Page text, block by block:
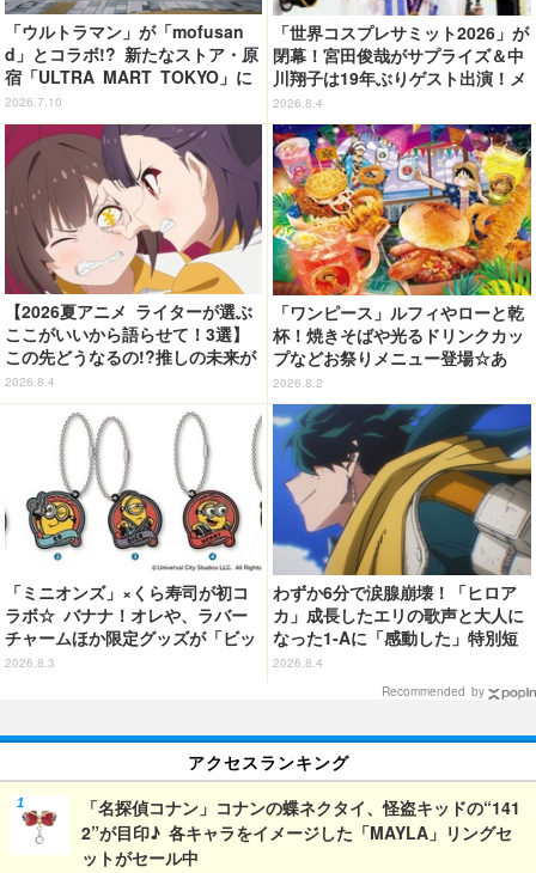
「ウルトラマン」が「mofusan
d」とコラボ!? 新たなストア・原
宿「ULTRA MART TOKYO」に
行ってきた【レポ】
2026.7.10
「世界コスプレサミット2026」が
閉幕！宮田俊哉がサプライズ＆中
川翔子は19年ぶりゲスト出演！メ
イン会場では延べ25万9000人が
来場
2026.8.4
【2026夏アニメ ライターが選ぶ
ここがいいから語らせて！3選】
この先どうなるの!?推しの未来が
気になりすぎる「鎧真伝サムライ
トルーパー」「乙女怪獣キャラメ
リゼ」「グロウアップショウ 」
2026.8.4
「ワンピース」ルフィやローと乾
杯！焼きそばや光るドリンクカッ
プなどお祭りメニュー登場☆あ
の“麦わら帽子”もグッズ化!? 【U
SJ「ワンピース・プレミア・サマ
ー」が開幕】
2026.8.2
「ミニオンズ」×くら寿司が初コ
ラボ☆ バナナ！オレや、ラバー
チャームほか限定グッズが「ビッ
くらポン！」に登場【8月7日～】
2026.8.3
わずか6分で涙腺崩壊！「ヒロア
カ」成長したエリの歌声と大人に
なった1-Aに「感動した」特別短
編「I am a hero too」【ネタバ
レあり反応まとめ】
2026.8.4
Recommended by
アクセスランキング
「名探偵コナン」コナンの蝶ネクタイ、怪盗キッドの“141
2”が目印♪ 各キャラをイメージした「MAYLA」リングセ
ットがセール中